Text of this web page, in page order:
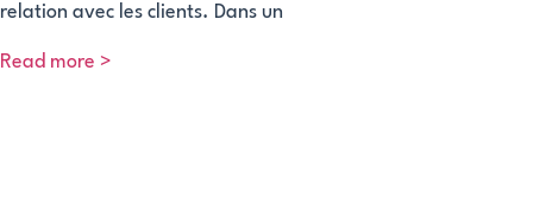
relation avec les clients. Dans un
Read more >